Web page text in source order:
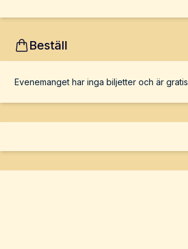
Beställ
Evenemanget har inga biljetter och är gratis